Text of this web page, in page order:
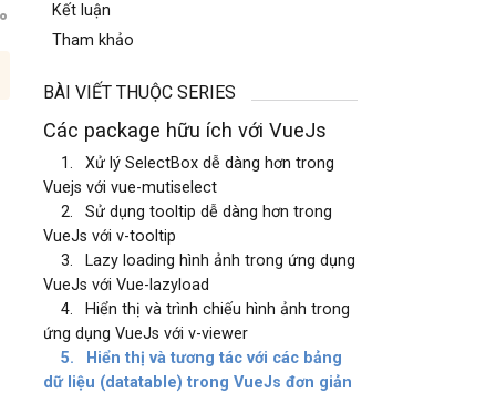
Kết luận
Tham khảo
BÀI VIẾT THUỘC SERIES
Các package hữu ích với VueJs
1.
Xử lý SelectBox dễ dàng hơn trong
Vuejs với vue-mutiselect
2.
Sử dụng tooltip dễ dàng hơn trong
VueJs với v-tooltip
3.
Lazy loading hình ảnh trong ứng dụng
VueJs với Vue-lazyload
4.
Hiển thị và trình chiếu hình ảnh trong
ứng dụng VueJs với v-viewer
5.
Hiển thị và tương tác với các bảng
dữ liệu (datatable) trong VueJs đơn giản